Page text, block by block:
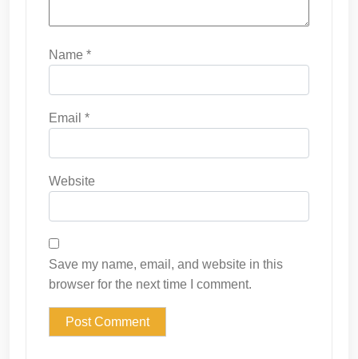
Name *
Email *
Website
Save my name, email, and website in this
browser for the next time I comment.